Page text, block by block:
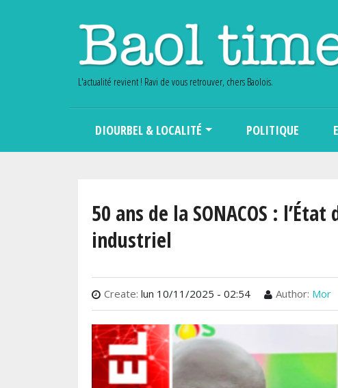
L'actualité revient ! Ravi de vous retrouver, chers Baolois.
DIOURBEL & LOCALITÉ POLITIQUE
50 ans de la SONACOS :
industriel
Create: lun 10/11/2025 - 02:54 Author: Mor